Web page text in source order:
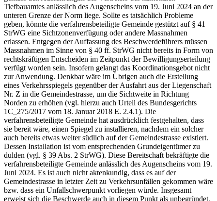
Tiefbauamtes anlässlich des Augenscheins vom 19. Juni 2024 an der
unteren Grenze der Norm liege. Sollte es tatsächlich Probleme
geben, könnte die verfahrensbeteiligte Gemeinde gestützt auf § 41
StrWG eine Sichtzonenverfügung oder andere Massnahmen
erlassen. Entgegen der Auffassung des Beschwerdeführers müssen
Massnahmen im Sinne von § 40 ff. StrWG nicht bereits in Form von
rechtskräftigen Entscheiden im Zeitpunkt der Bewilligungserteilung
verfügt worden sein. Insofern gelangt das Koordinationsgebot nicht
zur Anwendung. Denkbar wäre im Übrigen auch die Erstellung
eines Verkehrsspiegels gegenüber der Ausfahrt aus der Liegenschaft
Nr. Z in die Gemeindestrasse, um die Sichtweite in Richtung
Norden zu erhöhen (vgl. hierzu auch Urteil des Bundesgerichts
1C_275/2017 vom 18. Januar 2018 E. 2.4.1). Die
verfahrensbeteiligte Gemeinde hat ausdrücklich festgehalten, dass
sie bereit wäre, einen Spiegel zu installieren, nachdem ein solcher
auch bereits etwas weiter südlich auf der Gemeindestrasse existiert.
Dessen Installation ist vom entsprechenden Grundeigentümer zu
dulden (vgl. § 39 Abs. 2 StrWG). Diese Bereitschaft bekräftigte die
verfahrensbeteiligte Gemeinde anlässlich des Augenscheins vom 19.
Juni 2024. Es ist auch nicht aktenkundig, dass es auf der
Gemeindestrasse in letzter Zeit zu Verkehrsunfällen gekommen wäre
bzw. dass ein Unfallschwerpunkt vorliegen würde. Insgesamt
erweist sich die Beschwerde auch in diesem Punkt als unbegründet.